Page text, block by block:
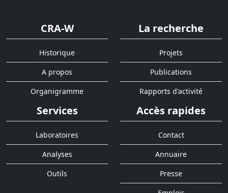
CRA-W
Historique
A propos
Organigramme
La recherche
Projets
Publications
Rapports d'activité
Services
Laboratoires
Analyses
Outils
Accès rapides
Contact
Annuaire
Presse